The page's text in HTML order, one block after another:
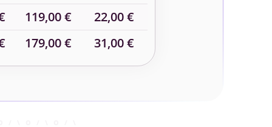
119,00 €
22,00 €
179,00 € 31,00 €